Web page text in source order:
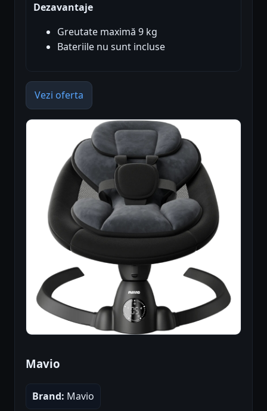
Dezavantaje
Greutate maximă 9 kg
Bateriile nu sunt incluse
Vezi oferta
Mavio
Brand: Mavio